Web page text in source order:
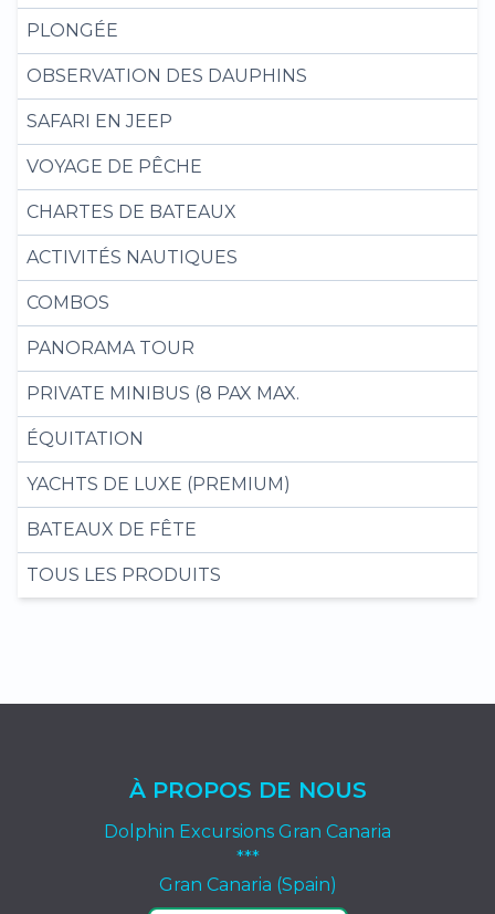
PLONGÉE
OBSERVATION DES DAUPHINS
SAFARI EN JEEP
VOYAGE DE PÊCHE
CHARTES DE BATEAUX
ACTIVITÉS NAUTIQUES
COMBOS
PANORAMA TOUR
PRIVATE MINIBUS (8 PAX MAX.
ÉQUITATION
YACHTS DE LUXE (PREMIUM)
BATEAUX DE FÊTE
TOUS LES PRODUITS
À PROPOS DE NOUS
Dolphin Excursions Gran Canaria
***
Gran Canaria (Spain)